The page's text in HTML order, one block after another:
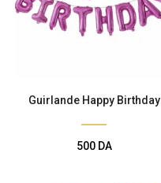
Guirlande Happy Birthday
500 DA